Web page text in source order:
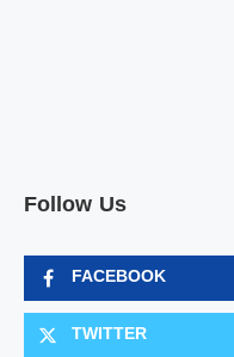
Follow Us
FACEBOOK
TWITTER